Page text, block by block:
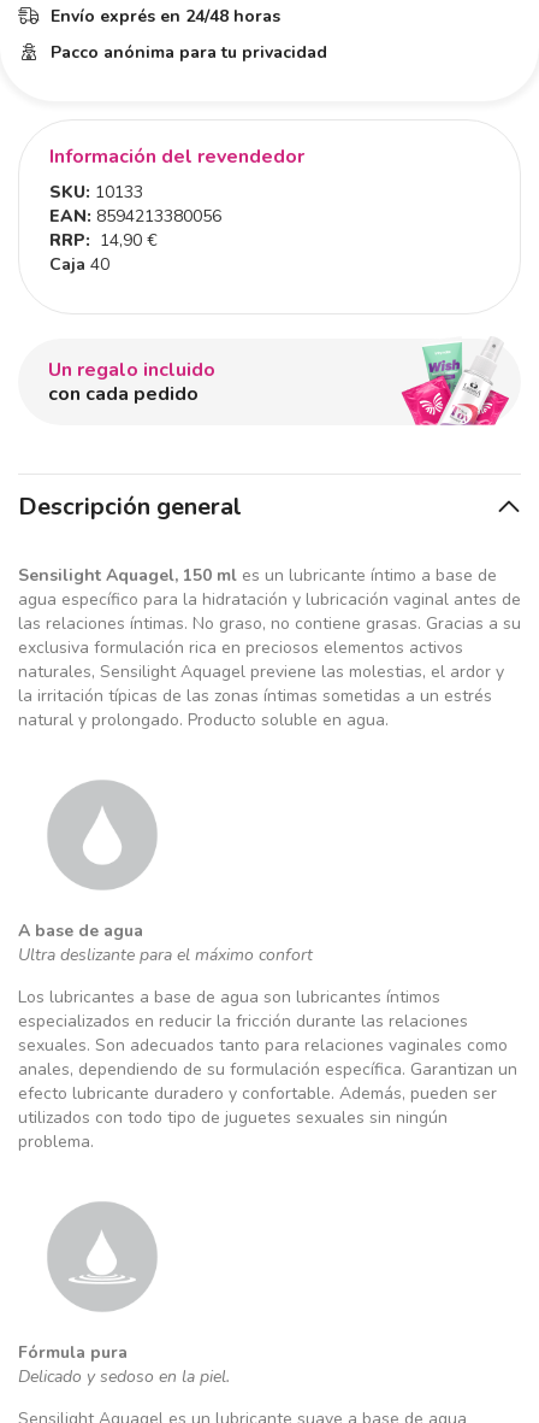
Envío exprés en 24/48 horas
Pacco anónima para tu privacidad
Información del revendedor
SKU: 10133
EAN: 8594213380056
RRP: 14,90 €
Caja 40
Un regalo incluido
con cada pedido
Descripción general
Sensilight Aquagel, 150 ml es un lubricante íntimo a base de
agua específico para la hidratación y lubricación vaginal antes de
las relaciones íntimas. No graso, no contiene grasas. Gracias a su
exclusiva formulación rica en preciosos elementos activos
naturales, Sensilight Aquagel previene las molestias, el ardor y
la irritación típicas de las zonas íntimas sometidas a un estrés
natural y prolongado. Producto soluble en agua.
A base de agua
Ultra deslizante para el máximo confort
Los lubricantes a base de agua son lubricantes íntimos
especializados en reducir la fricción durante las relaciones
sexuales. Son adecuados tanto para relaciones vaginales como
anales, dependiendo de su formulación específica. Garantizan un
efecto lubricante duradero y confortable. Además, pueden ser
utilizados con todo tipo de juguetes sexuales sin ningún
problema.
Fórmula pura
Delicado y sedoso en la piel.